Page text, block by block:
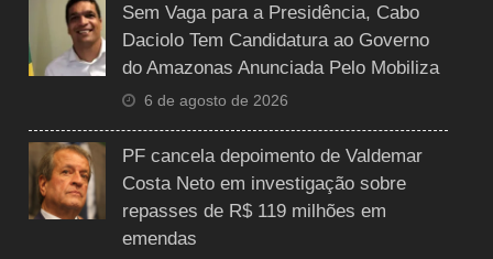
Sem Vaga para a Presidência, Cabo
Daciolo Tem Candidatura ao Governo
do Amazonas Anunciada Pelo Mobiliza
6 de agosto de 2026
PF cancela depoimento de Valdemar
Costa Neto em investigação sobre
repasses de R$ 119 milhões em
emendas